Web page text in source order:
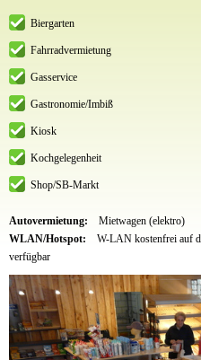
Biergarten
Fahrradvermietung
Gasservice
Gastronomie/Imbiß
Kiosk
Kochgelegenheit
Shop/SB-Markt
Autovermietung:
Mietwagen (elektro)
WLAN/Hotspot:
W-LAN kostenfrei auf
verfügbar